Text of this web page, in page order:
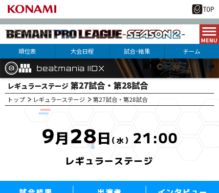
順位表 大会日程 試合･結果
beatmania IIDX
10月15日(土)
チーム
beatmania IIDX
beatmania IIDX
レギュラーステージ 第27試合・第28試合
トップ レギュラーステージ 第27試合・第28試合
9月28日（水） 21:00
レギュラーステージ